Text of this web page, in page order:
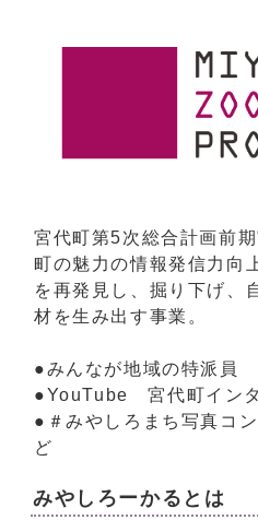
宮代町第5次総合計画前
町の魅力の情報発信力向
を再発見し、掘り下げ、
材を生み出す事業。
●みんなが地域の特派員
●YouTube 宮代町イン
●＃みやしろまち写真コ
ど
みやしろーかるとは